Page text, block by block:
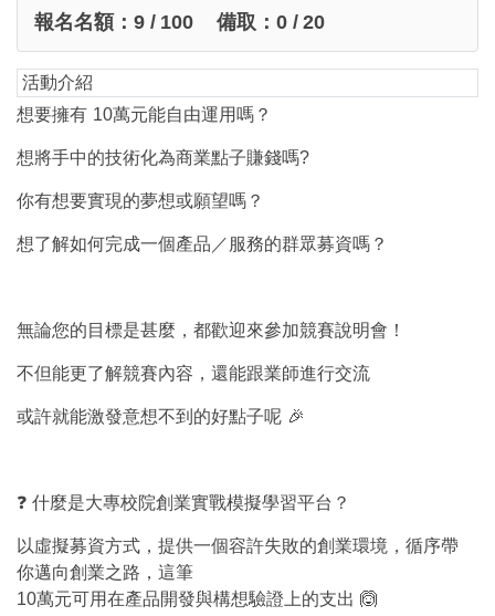
報名名額： 9 / 100 備取： 0 / 20
活動介紹
想要擁有 10萬元能自由運用嗎？
想將手中的技術化為商業點子賺錢嗎?
你有想要實現的夢想或願望嗎？
想了解如何完成一個產品／服務的群眾募資嗎？
無論您的目標是甚麼，都歡迎來參加競賽說明會！
不但能更了解競賽內容，還能跟業師進行交流
或許就能激發意想不到的好點子呢 🎉
❓ 什麼是大專校院創業實戰模擬學習平台？
以虛擬募資方式，提供一個容許失敗的創業環境，循序帶
你邁向創業之路，這筆
10萬元可用在產品開發與構想驗證上的支出 🙆